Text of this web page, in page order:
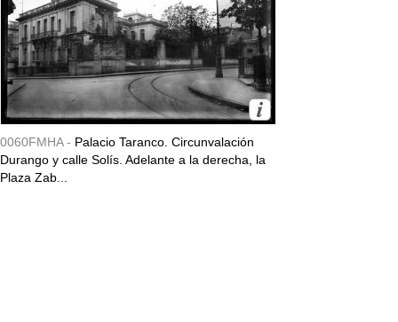
0060FMHA - Palacio Taranco. Circunvalación
Durango y calle Solís. Adelante a la derecha, la
Plaza Zab...